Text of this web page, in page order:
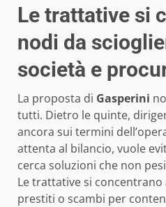
Le trattative si
nodi da
società e
La proposta di Gasperini
tutti. Dietro le quinte,
ancora sui termini
attenta al bilancio, vuole
cerca soluzioni che non
Le trattative si concentrano
prestiti o scambi per